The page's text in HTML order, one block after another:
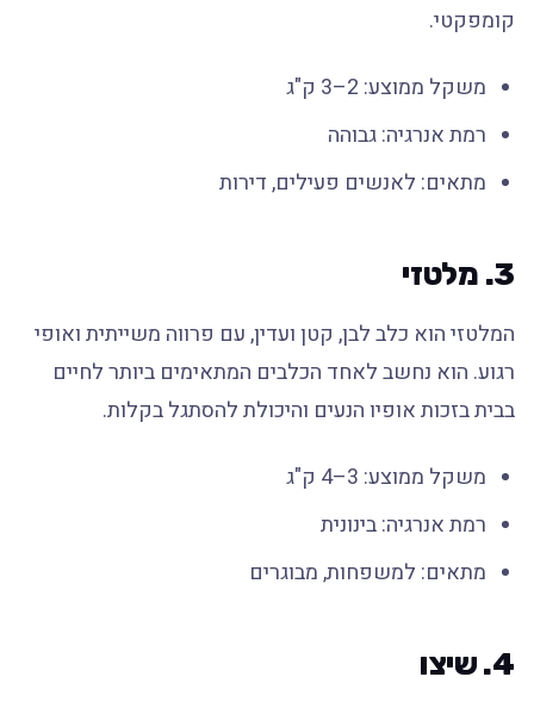
קומפקטי.
משקל ממוצע: 2–3 ק"ג
רמת אנרגיה: גבוהה
מתאים: לאנשים פעילים, דירות
3. מלטזי
המלטזי הוא כלב לבן, קטן ועדין, עם פרווה משייתית ואופי
רגוע. הוא נחשב לאחד הכלבים המתאימים ביותר לחיים
בבית בזכות אופיו הנעים והיכולת להסתגל בקלות.
משקל ממוצע: 3–4 ק"ג
רמת אנרגיה: בינונית
מתאים: למשפחות, מבוגרים
4. שיצו